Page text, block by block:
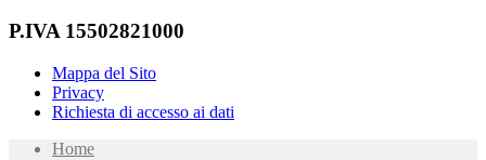
P.IVA 15502821000
Mappa del Sito
Privacy
Richiesta di accesso ai dati
Home